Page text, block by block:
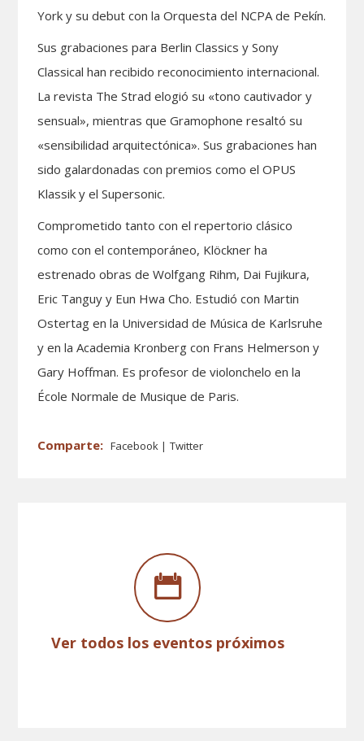
York y su debut con la Orquesta del NCPA de Pekín.
Sus grabaciones para Berlin Classics y Sony
Classical han recibido reconocimiento internacional.
La revista The Strad elogió su «tono cautivador y
sensual», mientras que Gramophone resaltó su
«sensibilidad arquitectónica». Sus grabaciones han
sido galardonadas con premios como el OPUS
Klassik y el Supersonic.
Comprometido tanto con el repertorio clásico
como con el contemporáneo, Klöckner ha
estrenado obras de Wolfgang Rihm, Dai Fujikura,
Eric Tanguy y Eun Hwa Cho. Estudió con Martin
Ostertag en la Universidad de Música de Karlsruhe
y en la Academia Kronberg con Frans Helmerson y
Gary Hoffman. Es profesor de violonchelo en la
École Normale de Musique de Paris.
Facebook Twitter
Ver todos los eventos próximos